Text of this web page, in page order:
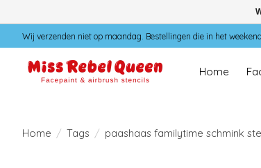
Wij verzenden niet op maandag. Bestellingen die in het
Home
Home / Tags / paashaas familytime schmink